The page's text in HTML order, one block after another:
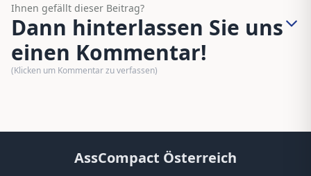
Ihnen gefällt dieser Beitrag?
Dann hinterlassen Sie uns
einen Kommentar!
(Klicken um Kommentar zu verfassen)
AssCompact Österreich